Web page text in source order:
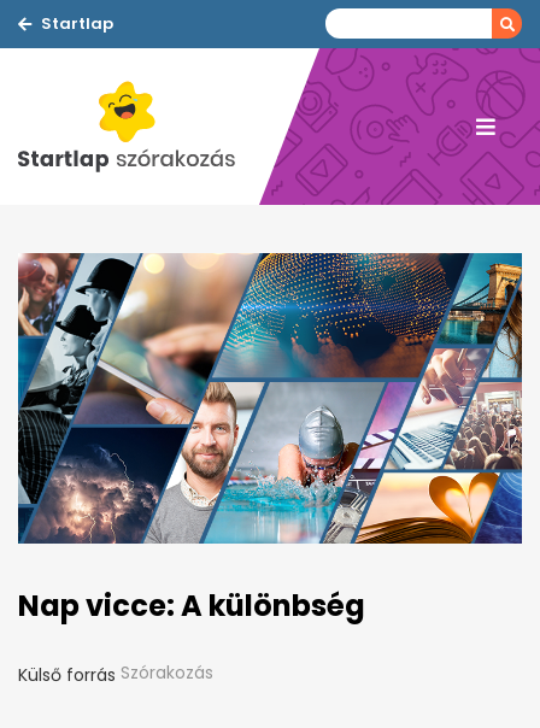
Startlap
Nap vicce: A különbség
Külső forrás Szórakozás